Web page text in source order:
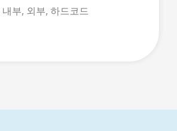
내부, 외부, 하드코드